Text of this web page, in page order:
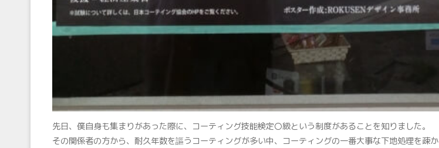
先日、僕自身も集まりがあった際に、コーティング技能検定〇級という制度があることを知りました。
その関係者の方から、耐久年数を謳うコーティングが多い中、コーティングの一番大事な下地処理を疎か